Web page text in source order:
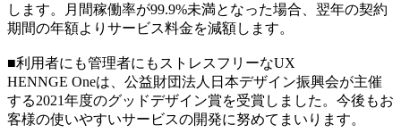
します。月間稼働率が99.9%未満となった場合、翌年の契約
期間の年額よりサービス料金を減額します。
■利用者にも管理者にもストレスフリーなUX
HENNGE Oneは、公益財団法人日本デザイン振興会が主催
する2021年度のグッドデザイン賞を受賞しました。今後もお
客様の使いやすいサービスの開発に努めてまいります。